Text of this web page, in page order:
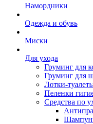
Намордники
Одежда и обувь
Миски
Для ухода
Груминг для
Груминг для
Лотки-
Пеленки
Средства по